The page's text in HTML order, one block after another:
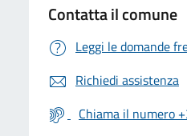
Contatta il comune
Leggi le domande
Richiedi assistenza
Chiama il numero